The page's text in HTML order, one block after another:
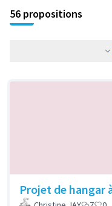
56 propositions
Projet de hangar